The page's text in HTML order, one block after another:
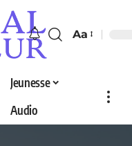
Aa
Jeunesse
Audio